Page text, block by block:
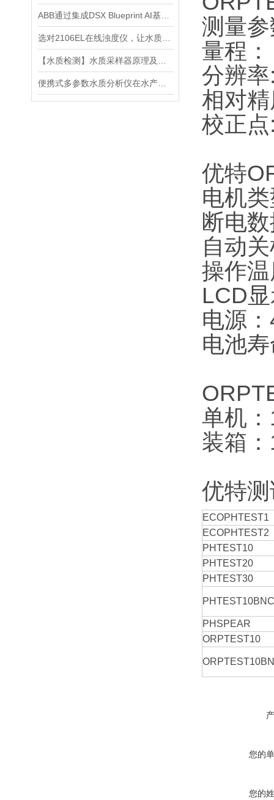
测量
量程
分辨
相对
校正
优特
电机
断电
自动
操作
LCD
电源
电池
单机
装箱
优特
ECOPHTEST1
ECOPHTEST2
PHTEST10
PHTEST20
PHTEST30
PHTEST10BNC
PHSPEAR
ORPTEST10
您的
您的